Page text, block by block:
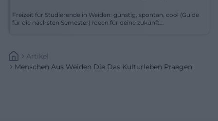
Freizeit für Studierende in Weiden: günstig, spontan, cool (Guide
für die nächsten Semester) Ideen für deine zukünft...
Artikel
Menschen Aus Weiden Die Das Kulturleben Praegen